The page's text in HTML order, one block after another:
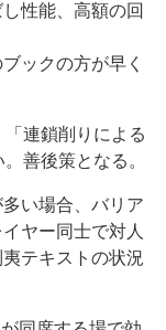
性能、高額の回
ックの方が早く
「連鎖削りによる
善後策となる。
い場合、バリア
ヤー同士で対人
テキストの状況